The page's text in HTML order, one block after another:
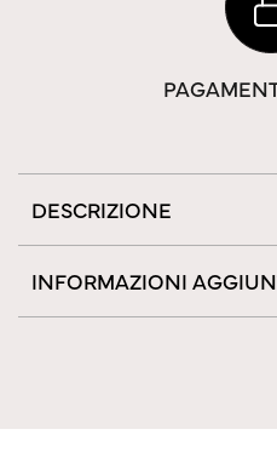
DESCRIZIONE
INFORMAZIONI